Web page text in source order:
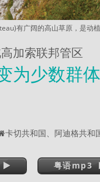
有广阔的高山草原，是动
加索联邦管区
为少数群体
卡切共和国、阿迪格共和
粤语mp3